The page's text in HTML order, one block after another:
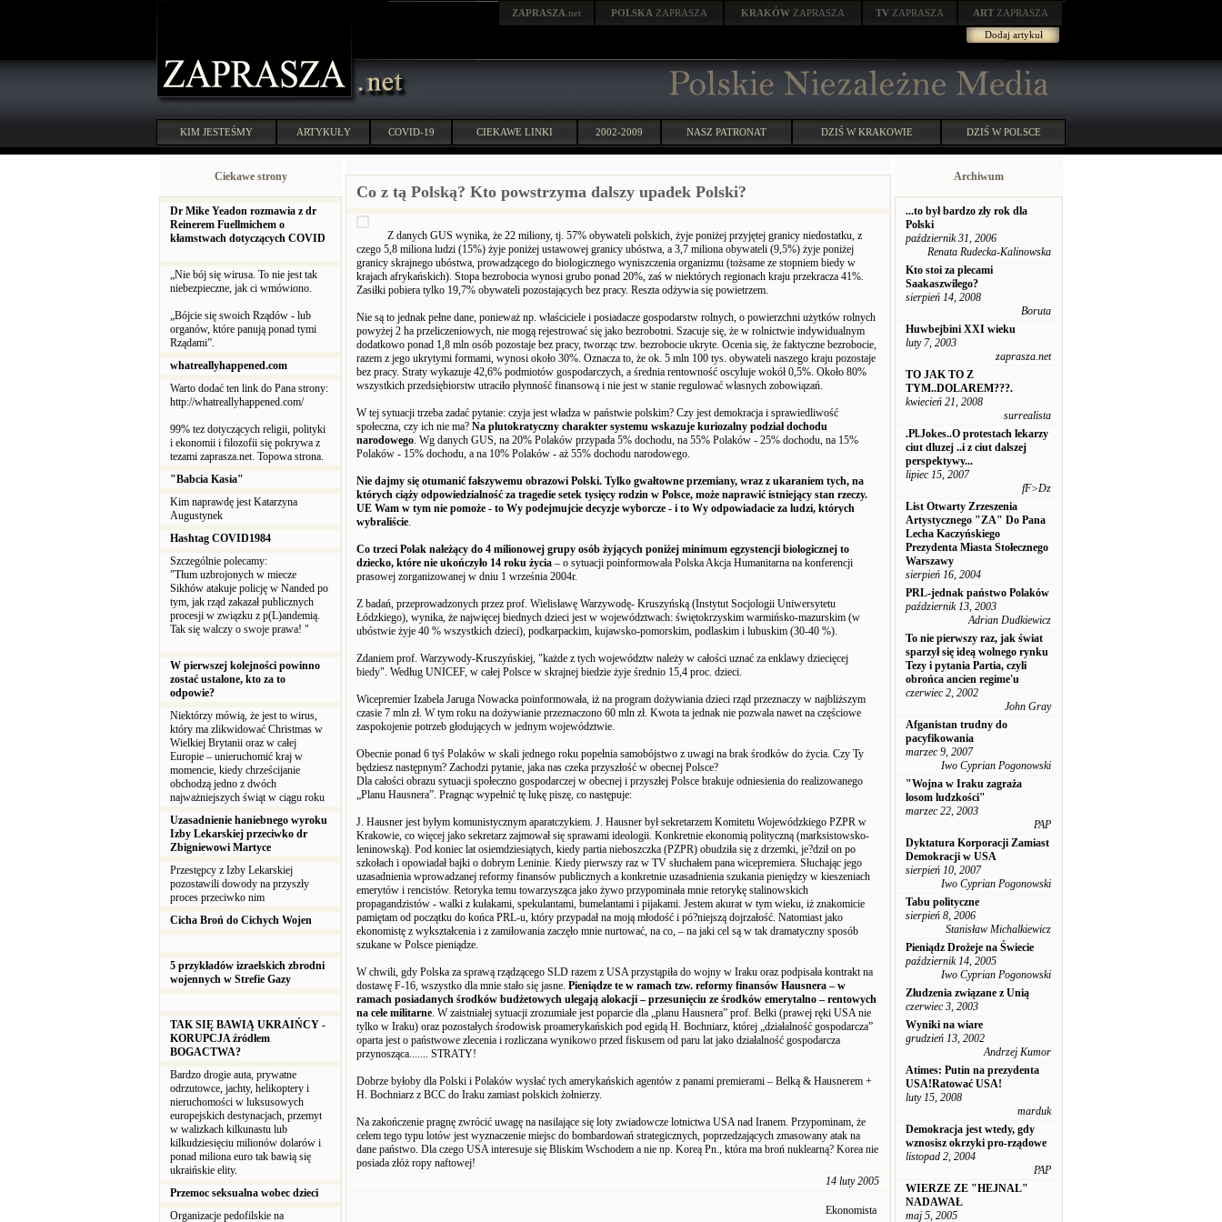
ZAPRASZA .net POLSKA ZAPRASZA KRAKÓW ZAPRASZA TV ZAPRASZA ART ZAPRASZA
Dodaj artykuł
KIM JESTEŚMY ARTYKUŁY COVID-19 CIEKAWE LINKI 2002-2009 NASZ PATRONAT DZIŚ W KRAKOWIE DZIŚ W POLSCE
Ciekawe strony
Dr Mike Yeadon rozmawia z dr
Reinerem Fuellmichem o
kłamstwach dotyczących COVID
„Nie bój się wirusa. To nie jest tak
niebezpieczne, jak ci wmówiono.
„Bójcie się swoich Rządów - lub
organów, które panują ponad tymi
Rządami”.
whatreallyhappened.com
Warto dodać ten link do Pana strony:
http://whatreallyhappened.com/
99% tez dotyczących religii, polityki
i ekonomii i filozofii się pokrywa z
tezami zaprasza.net. Topowa strona.
"Babcia Kasia"
Kim naprawdę jest Katarzyna
Augustynek
Hashtag COVID1984
Szczególnie polecamy:
"Tłum uzbrojonych w miecze
Sikhów atakuje policję w Nanded po
tym, jak rząd zakazał publicznych
procesji w związku z p(L)andemią.
Tak się walczy o swoje prawa! "
W pierwszej kolejności powinno
zostać ustalone, kto za to
odpowie?
Niektórzy mówią, że jest to wirus,
który ma zlikwidować Christmas w
Wielkiej Brytanii oraz w całej
Europie – unieruchomić kraj w
momencie, kiedy chrześcijanie
obchodzą jedno z dwóch
najważniejszych świąt w ciągu roku
Uzasadnienie haniebnego wyroku
Izby Lekarskiej przeciwko dr
Zbigniewowi Martyce
Przestępcy z Izby Lekarskiej
pozostawili dowody na przyszły
proces przeciwko nim
Cicha Broń do Cichych Wojen
5 przykładów izraelskich zbrodni
wojennych w Strefie Gazy
TAK SIĘ BAWIĄ UKRAIŃCY -
KORUPCJA źródłem
BOGACTWA?
Bardzo drogie auta, prywatne
odrzutowce, jachty, helikoptery i
nieruchomości w luksusowych
europejskich destynacjach, przemyt
w walizkach kilkunastu lub
kilkudziesięciu milionów dolarów i
ponad miliona euro tak bawią się
ukraińskie elity.
Przemoc seksualna wobec dzieci
Organizacje pedofilskie na
Co z tą Polską? Kto powstrzyma dalszy upadek Polski?
Z danych GUS wynika, że 22 miliony, tj. 57% obywateli polskich, żyje poniżej przyjętej granicy niedostatku, z
czego 5,8 miliona ludzi (15%) żyje poniżej ustawowej granicy ubóstwa, a 3,7 miliona obywateli (9,5%) żyje poniżej
granicy skrajnego ubóstwa, prowadzącego do biologicznego wyniszczenia organizmu (tożsame ze stopniem biedy w
krajach afrykańskich). Stopa bezrobocia wynosi grubo ponad 20%, zaś w niektórych regionach kraju przekracza 41%.
Zasiłki pobiera tylko 19,7% obywateli pozostających bez pracy. Reszta odżywia się powietrzem.
Nie są to jednak pełne dane, ponieważ np. właściciele i posiadacze gospodarstw rolnych, o powierzchni użytków rolnych
powyżej 2 ha przeliczeniowych, nie mogą rejestrować się jako bezrobotni. Szacuje się, że w rolnictwie indywidualnym
dodatkowo ponad 1,8 mln osób pozostaje bez pracy, tworząc tzw. bezrobocie ukryte. Ocenia się, że faktyczne bezrobocie,
razem z jego ukrytymi formami, wynosi około 30%. Oznacza to, że ok. 5 mln 100 tys. obywateli naszego kraju pozostaje
bez pracy. Straty wykazuje 42,6% podmiotów gospodarczych, a średnia rentowność oscyluje wokół 0,5%. Około 80%
wszystkich przedsiębiorstw utraciło płynność finansową i nie jest w stanie regulować własnych zobowiązań.
W tej sytuacji trzeba zadać pytanie: czyja jest władza w państwie polskim? Czy jest demokracja i sprawiedliwość
społeczna, czy ich nie ma? Na plutokratyczny charakter systemu wskazuje kuriozalny podział dochodu
narodowego. Wg danych GUS, na 20% Polaków przypada 5% dochodu, na 55% Polaków - 25% dochodu, na 15%
Polaków - 15% dochodu, a na 10% Polaków - aż 55% dochodu narodowego.
Nie dajmy się otumanić fałszywemu obrazowi Polski. Tylko gwałtowne przemiany, wraz z ukaraniem tych, na
których ciąży odpowiedzialność za tragedie setek tysięcy rodzin w Polsce, może naprawić istniejący stan rzeczy.
UE Wam w tym nie pomoże - to Wy podejmujcie decyzje wyborcze - i to Wy odpowiadacie za ludzi, których
wybraliście.
Co trzeci Polak należący do 4 milionowej grupy osób żyjących poniżej minimum egzystencji biologicznej to
dziecko, które nie ukończyło 14 roku życia – o sytuacji poinformowała Polska Akcja Humanitarna na konferencji
prasowej zorganizowanej w dniu 1 września 2004r.
Z badań, przeprowadzonych przez prof. Wielisławę Warzywodę- Kruszyńską (Instytut Socjologii Uniwersytetu
Łódzkiego), wynika, że najwięcej biednych dzieci jest w województwach: świętokrzyskim warmińsko-mazurskim (w
ubóstwie żyje 40 % wszystkich dzieci), podkarpackim, kujawsko-pomorskim, podlaskim i lubuskim (30-40 %).
Zdaniem prof. Warzywody-Kruszyńskiej, "każde z tych województw należy w całości uznać za enklawy dziecięcej
biedy". Według UNICEF, w całej Polsce w skrajnej biedzie żyje średnio 15,4 proc. dzieci.
Wicepremier Izabela Jaruga Nowacka poinformowała, iż na program dożywiania dzieci rząd przeznaczy w najbliższym
czasie 7 mln zł. W tym roku na dożywianie przeznaczono 60 mln zł. Kwota ta jednak nie pozwala nawet na częściowe
zaspokojenie potrzeb głodujących w jednym województwie.
Obecnie ponad 6 tyś Polaków w skali jednego roku popełnia samobójstwo z uwagi na brak środków do życia. Czy Ty
będziesz następnym? Zachodzi pytanie, jaka nas czeka przyszłość w obecnej Polsce?
Dla całości obrazu sytuacji społeczno gospodarczej w obecnej i przyszłej Polsce brakuje odniesienia do realizowanego
„Planu Hausnera”. Pragnąc wypełnić tę lukę piszę, co następuje:
J. Hausner jest byłym komunistycznym aparatczykiem. J. Hausner był sekretarzem Komitetu Wojewódzkiego PZPR w
Krakowie, co więcej jako sekretarz zajmował się sprawami ideologii. Konkretnie ekonomią polityczną (marksistowsko-
leninowską). Pod koniec lat osiemdziesiątych, kiedy partia nieboszczka (PZPR) obudziła się z drzemki, je?dził on po
szkołach i opowiadał bajki o dobrym Leninie. Kiedy pierwszy raz w TV słuchałem pana wicepremiera. Słuchając jego
uzasadnienia wprowadzanej reformy finansów publicznych a konkretnie uzasadnienia szukania pieniędzy w kieszeniach
emerytów i rencistów. Retoryka temu towarzysząca jako żywo przypominała mnie retorykę stalinowskich
propagandzistów - walki z kułakami, spekulantami, bumelantami i pijakami. Jestem akurat w tym wieku, iż znakomicie
pamiętam od początku do końca PRL-u, który przypadał na moją młodość i pó?niejszą dojrzałość. Natomiast jako
ekonomistę z wykształcenia i z zamiłowania zaczęło mnie nurtować, na co, – na jaki cel są w tak dramatyczny sposób
szukane w Polsce pieniądze.
W chwili, gdy Polska za sprawą rządzącego SLD razem z USA przystąpiła do wojny w Iraku oraz podpisała kontrakt na
dostawę F-16, wszystko dla mnie stało się jasne. Pieniądze te w ramach tzw. reformy finansów Hausnera – w
ramach posiadanych środków budżetowych ulegają alokacji – przesunięciu ze środków emerytalno – rentowych
na cele militarne. W zaistniałej sytuacji zrozumiałe jest poparcie dla „planu Hausnera” prof. Belki (prawej ręki USA nie
tylko w Iraku) oraz pozostałych środowisk proamerykańskich pod egidą H. Bochniarz, której „działalność gospodarcza”
oparta jest o państwowe zlecenia i rozliczana wynikowo przed fiskusem od paru lat jako działalność gospodarcza
przynosząca....... STRATY!
Dobrze byłoby dla Polski i Polaków wysłać tych amerykańskich agentów z panami premierami – Belką & Hausnerem +
H. Bochniarz z BCC do Iraku zamiast polskich żołnierzy.
Na zakończenie pragnę zwrócić uwagę na nasilające się loty zwiadowcze lotnictwa USA nad Iranem. Przypominam, że
celem tego typu lotów jest wyznaczenie miejsc do bombardowań strategicznych, poprzedzających zmasowany atak na
dane państwo. Dla czego USA interesuje się Bliskim Wschodem a nie np. Koreą Pn., która ma broń nuklearną? Korea nie
posiada złóż ropy naftowej!
14 luty 2005
Ekonomista
Archiwum
...to był bardzo zły rok dla
Polski
październik 31, 2006
Renata Rudecka-Kalinowska
Kto stoi za plecami
Saakaszwilego?
sierpień 14, 2008
Boruta
Huwbejbini XXI wieku
luty 7, 2003
zaprasza.net
TO JAK TO Z
TYM..DOLAREM???.
kwiecień 21, 2008
surrealista
.Pl.Jokes..O protestach lekarzy
ciut dluzej ..i z ciut dalszej
perspektywy...
lipiec 15, 2007
fF>Dz
List Otwarty Zrzeszenia
Artystycznego "ZA" Do Pana
Lecha Kaczyńskiego
Prezydenta Miasta Stołecznego
Warszawy
sierpień 16, 2004
PRL-jednak państwo Polaków
październik 13, 2003
Adrian Dudkiewicz
To nie pierwszy raz, jak świat
sparzył się ideą wolnego rynku
Tezy i pytania Partia, czyli
obrońca ancien regime'u
czerwiec 2, 2002
John Gray
Afganistan trudny do
pacyfikowania
marzec 9, 2007
Iwo Cyprian Pogonowski
"Wojna w Iraku zagraża
losom ludzkości"
marzec 22, 2003
PAP
Dyktatura Korporacji Zamiast
Demokracji w USA
sierpień 10, 2007
Iwo Cyprian Pogonowski
Tabu polityczne
sierpień 8, 2006
Stanisław Michalkiewicz
Pieniądz Drożeje na Świecie
październik 14, 2005
Iwo Cyprian Pogonowski
Złudzenia związane z Unią
czerwiec 3, 2003
Wyniki na wiare
grudzień 13, 2002
Andrzej Kumor
Atimes: Putin na prezydenta
USA!Ratować USA!
luty 15, 2008
marduk
Demokracja jest wtedy, gdy
wznosisz okrzyki pro-rządowe
listopad 2, 2004
PAP
WIERZE ZE "HEJNAL"
NADAWAŁ
maj 5, 2005